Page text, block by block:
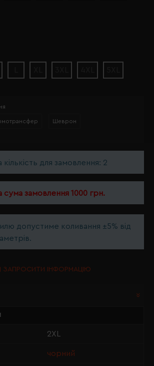
Шеврон
кількість для замовлення: 2
сума замовлення 1000 грн.
допустиме коливання ±5% від
ЗАПРОСИТИ ІНФОРМАЦІЮ
2XL
чорний